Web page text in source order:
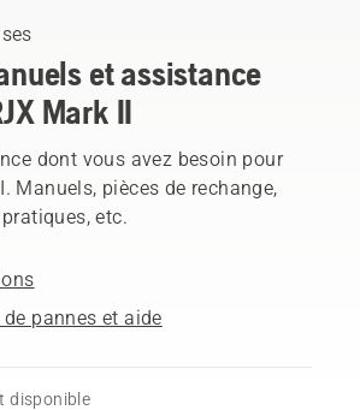
et assistance
Mark II
dont vous avez besoin pour
Manuels, pièces de rechange,
etc.
de pannes et aide
disponible